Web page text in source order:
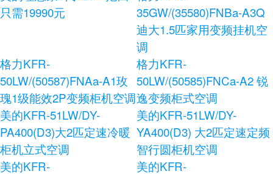
只需19990元
35GW/(35580)FNBa-A3Q
迪大1.5匹家用变频挂机空
调
格力KFR-
50LW/(50587)FNAa-A1玫
瑰1级能效2P变频柜机空调
格力KFR-
50LW/(50585)FNCa-A2 锐
逸变频柜式空调
美的KFR-51LW/DY-
PA400(D3)大2匹定速冷暖
柜机立式空调
美的KFR-51LW/DY-
YA400(D3) 大2匹定速定频
智行圆柜机空调
美的KFR-
美的KFR-